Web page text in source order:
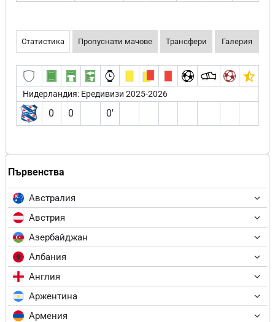
Първенства
Австралия
Австрия
Азербайджан
Албания
Англия
Аржентина
Армения
Статистика Пропуснати мачове Трансфери Галерия
Нидерландия: Ередивизи 2025-2026
0 0 0′